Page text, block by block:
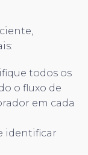
todos os
o fluxo de
em cada
identificar